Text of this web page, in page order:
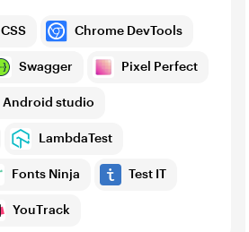
CSS Chrome DevTools
Swagger Pixel Perfect
Android studio
LambdaTest
Fonts Ninja Test IT
YouTrack